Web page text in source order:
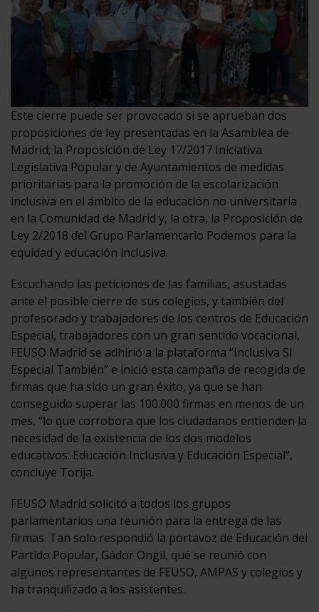
Este cierre puede ser provocado si se aprueban dos
proposiciones de ley presentadas en la Asamblea de
Madrid; la Proposición de Ley 17/2017 Iniciativa
Legislativa Popular y de Ayuntamientos de medidas
prioritarias para la promoción de la escolarización
inclusiva en el ámbito de la educación no universitaria
en la Comunidad de Madrid y, la otra, la Proposición de
Ley 2/2018 del Grupo Parlamentario Podemos para la
equidad y educación inclusiva.
Escuchando las peticiones de las familias, asustadas
ante el posible cierre de sus colegios, y también del
profesorado y trabajadores de los centros de Educación
Especial, trabajadores con un gran sentido vocacional,
FEUSO Madrid se adhirió a la plataforma “Inclusiva SI
Especial También” e inició esta campaña de recogida de
firmas que ha sido un gran éxito, ya que se han
conseguido superar las 100.000 firmas en menos de un
mes, “lo que corrobora que los ciudadanos entienden la
necesidad de la existencia de los dos modelos
educativos: Educación Inclusiva y Educación Especial”,
concluye Torija.
FEUSO Madrid solicitó a todos los grupos
parlamentarios una reunión para la entrega de las
firmas. Tan solo respondió la portavoz de Educación del
Partido Popular, Gádor Ongil, qué se reunió con
algunos representantes de FEUSO, AMPAS y colegios y
ha tranquilizado a los asistentes.